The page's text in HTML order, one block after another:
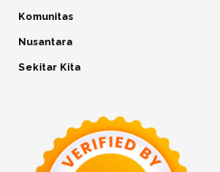
Komunitas
Nusantara
Sekitar Kita